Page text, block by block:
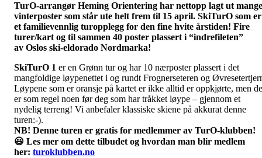
TurO-arrangør Heming Orientering har nettopp lagt ut mange
vinterposter som står ute helt frem til 15 april. SkiTurO som er
et familievennlig turopplegg for den fine hvite årstiden! Fire
turer/kart og til sammen 40 poster plassert i “indrefileten”
av Oslos ski-eldorado Nordmarka!
SkiTurO 1 er en Grønn tur og har 10 nærposter plassert i det
mangfoldige løypenettet i og rundt Frognerseteren og
Løypene som er oransje på kartet er ikke alltid er oppkjørte, men
er som regel noen før deg som har tråkket løype – gjennom et
nydelig terreng! Vi anbefaler klassiske skiene på akkurat denne
turen:-).
NB! Denne turen er gratis for medlemmer av TurO-klubben!
😃 Les mer om dette tilbudet og hvordan man blir medlem
her: turoklubben.no